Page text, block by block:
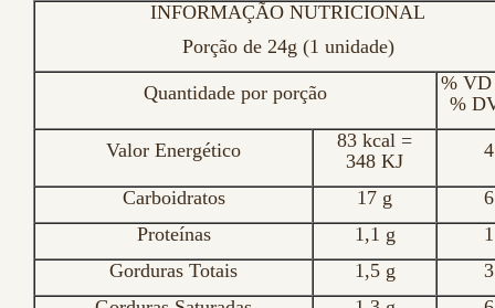
INFORMAÇÃO NUTRICIONAL
Porção de 24g (1 unidade)
Quantidade por porção
%
%
Valor Energético
83 kcal =
348 KJ
4
Carboidratos 17 g
6
Proteínas
1,1 g
1
Gorduras Totais
1,5 g
3